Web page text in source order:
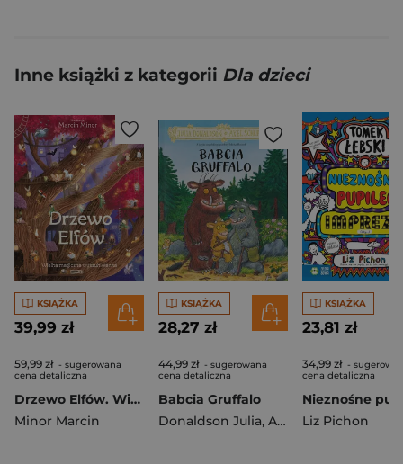
Inne książki z kategorii Dla dzieci
KSIĄŻKA
39,99 zł
59,99 zł - sugerowana
cena detaliczna
Drzewo Elfów. Wielka magiczna wyszukiwanka
Minor Marcin
KSIĄŻKA
28,27 zł
44,99 zł - sugerowana
cena detaliczna
Babcia Gruffalo
Donaldson Julia, Axel Scheffler
KSIĄŻKA
23,81 zł
34,99 zł -
cena detaliczna
Liz Pichon